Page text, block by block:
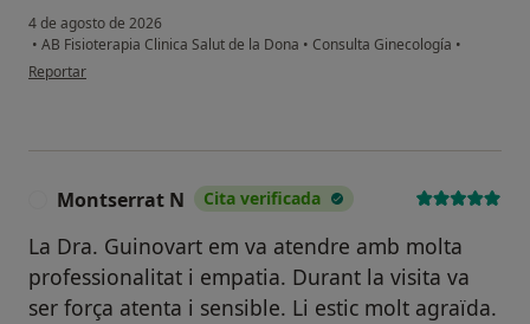
4 de agosto de 2026
• AB Fisioterapia Clinica Salut de la Dona • Consulta Ginecología •
en opinión del usuario Tan
Reportar
Montserrat N Cita verificada
La Dra. Guinovart em va atendre amb molta
professionalitat i empatia. Durant la visita va
ser força atenta i sensible. Li estic molt agraïda.